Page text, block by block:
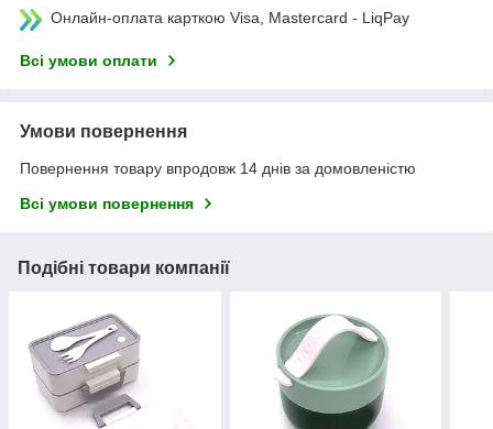
Онлайн-оплата карткою Visa, Mastercard - LiqPay
Всі умови оплати
Умови повернення
Повернення товару впродовж 14 днів за домовленістю
Всі умови повернення
Подібні товари компанії